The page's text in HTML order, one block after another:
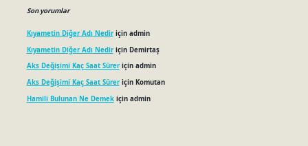
Son yorumlar
Kıyametin Diğer Adı Nediriçin admin
Kıyametin Diğer Adı Nediriçin Demirtaş
Aks Değişimi Kaç Saat Süreriçin admin
Aks Değişimi Kaç Saat Süreriçin Komutan
Hamili Bulunan Ne Demekiçin admin